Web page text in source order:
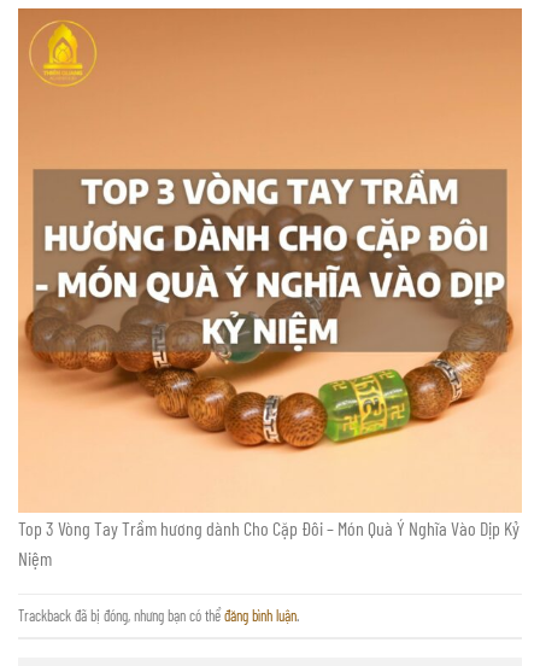
Top 3 Vòng Tay Trầm hương dành Cho Cặp Đôi – Món Quà Ý Nghĩa Vào Dịp Kỷ
Niệm
Trackback đã bị đóng, nhưng bạn có thểđăng bình luận.